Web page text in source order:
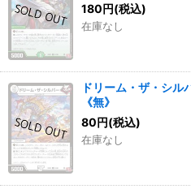
180円(税込)
在庫なし
ドリーム・ザ・シ
《無》
80円(税込)
在庫なし